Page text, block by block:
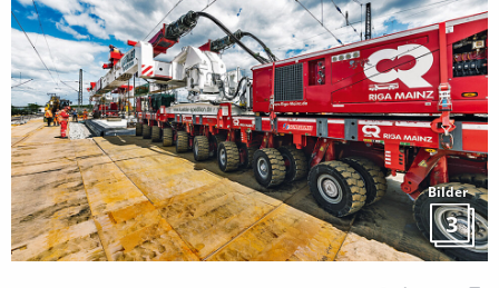
Bilder
3